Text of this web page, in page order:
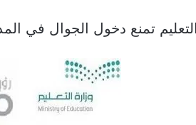
تمنع دخول الجوال في